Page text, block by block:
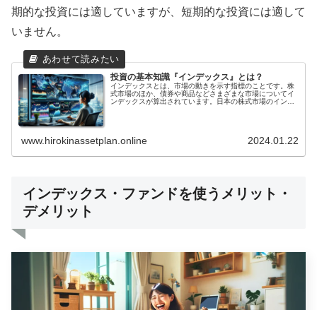
期的な投資には適していますが、短期的な投資には適して
いません。
投資の基本知識『インデックス』とは？
インデックスとは、市場の動きを示す指標のことです。株
式市場のほか、債券や商品などさまざまな市場についてイ
ンデックスが算出されています。日本の株式市場のインデ
数、上海総合指数、香港ハンセン株価指数などがありま
が市場の動向を把握するのに役立ちます。また、インデッ
www.hirokinassetplan.online 2024.01.22
インデックス・ファンドを使うメリット・
デメリット